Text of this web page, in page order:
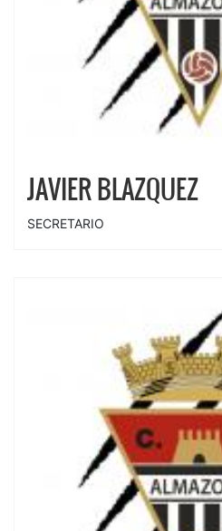
JAVIER BLAZQUEZ
SECRETARIO